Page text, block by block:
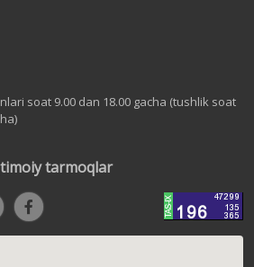
soat 9.00 dan 18.00 gacha (tushlik soat
tarmoqlar